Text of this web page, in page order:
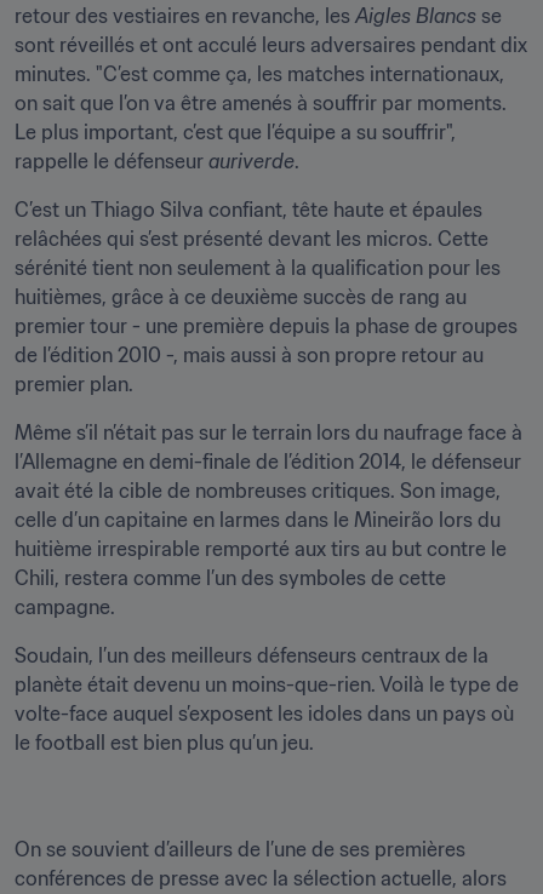
retour des vestiaires en revanche, les Aigles Blancs se
sont réveillés et ont acculé leurs adversaires pendant dix
minutes. "C’est comme ça, les matches internationaux,
on sait que l’on va être amenés à souffrir par moments.
Le plus important, c’est que l’équipe a su souffrir",
rappelle le défenseur auriverde.
C’est un Thiago Silva confiant, tête haute et épaules
relâchées qui s’est présenté devant les micros. Cette
sérénité tient non seulement à la qualification pour les
huitièmes, grâce à ce deuxième succès de rang au
premier tour - une première depuis la phase de groupes
de l’édition 2010 -, mais aussi à son propre retour au
premier plan.
Même s’il n’était pas sur le terrain lors du naufrage face à
l’Allemagne en demi-finale de l’édition 2014, le défenseur
avait été la cible de nombreuses critiques. Son image,
celle d’un capitaine en larmes dans le Mineirão lors du
huitième irrespirable remporté aux tirs au but contre le
Chili, restera comme l’un des symboles de cette
campagne.
Soudain, l’un des meilleurs défenseurs centraux de la
planète était devenu un moins-que-rien. Voilà le type de
volte-face auquel s’exposent les idoles dans un pays où
le football est bien plus qu’un jeu.
On se souvient d’ailleurs de l’une de ses premières
conférences de presse avec la sélection actuelle, alors